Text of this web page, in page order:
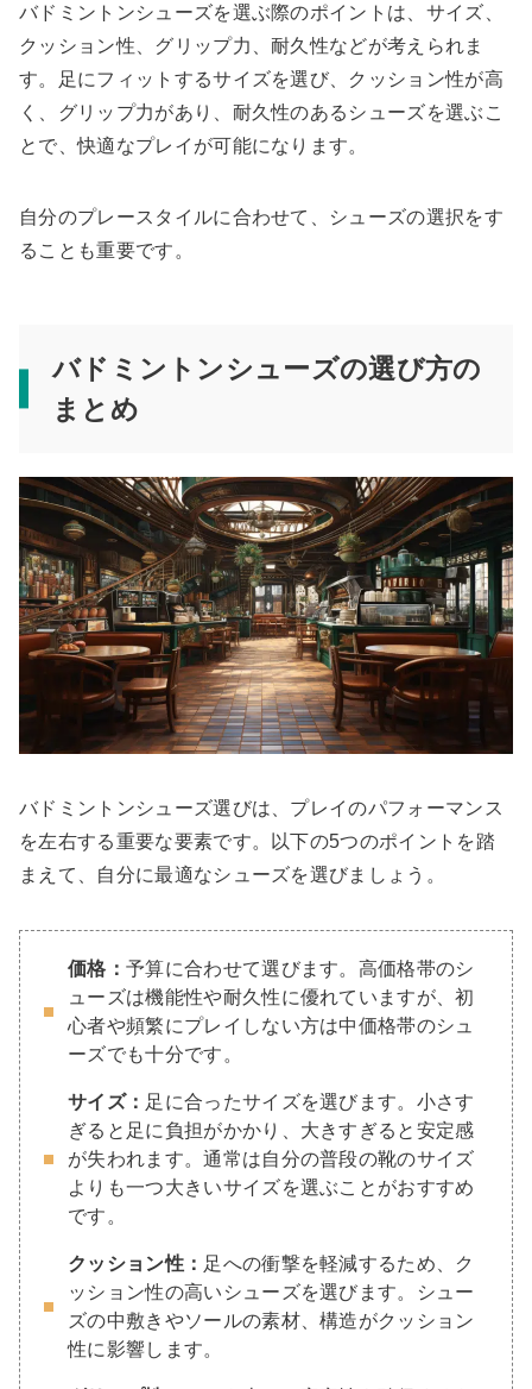
バドミントンシューズを選ぶ際のポイントは、サイズ、
クッション性、グリップ力、耐久性などが考えられま
す。足にフィットするサイズを選び、クッション性が高
く、グリップ力があり、耐久性のあるシューズを選ぶこ
とで、快適なプレイが可能になります。
自分のプレースタイルに合わせて、シューズの選択をす
ることも重要です。
バドミントンシューズの選び方の
まとめ
バドミントンシューズ選びは、プレイのパフォーマンス
を左右する重要な要素です。以下の5つのポイントを踏
まえて、自分に最適なシューズを選びましょう。
価格： 予算に合わせて選びます。高価格帯のシ
ューズは機能性や耐久性に優れていますが、初
心者や頻繁にプレイしない方は中価格帯のシュ
ーズでも十分です。
サイズ： 足に合ったサイズを選びます。小さす
ぎると足に負担がかかり、大きすぎると安定感
が失われます。通常は自分の普段の靴のサイズ
よりも一つ大きいサイズを選ぶことがおすすめ
です。
クッション性： 足への衝撃を軽減するため、ク
ッション性の高いシューズを選びます。シュー
ズの中敷きやソールの素材、構造がクッション
性に影響します。